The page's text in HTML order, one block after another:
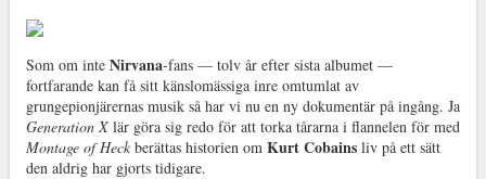
Som om inte Nirvana-fans — tolv år efter sista albumet —
fortfarande kan få sitt känslomässiga inre omtumlat av
grungepionjärernas musik så har vi nu en ny dokumentär på ingång. Ja
Generation Xlär göra sig redo för att torka tårarna i flannelen för med
Montage of Heckberättas historien om Kurt Cobains liv på ett sätt
den aldrig har gjorts tidigare.